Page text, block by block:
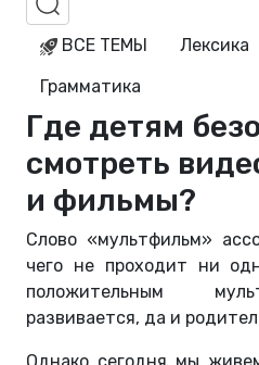
ВСЕ ТЕМЫ Лексика
Грамматика
Где детям
смотреть
и фильмы?
Слово «мультфильм»
чего не проходит ни
положительным
развивается, да и